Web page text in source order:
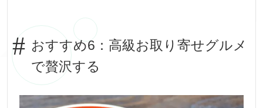
おすすめ6：高級お取り寄せグルメ
で贅沢する